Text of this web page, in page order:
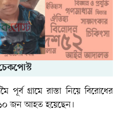
পূর্ব গ্রামে রাস্তা নিয়ে বিরোধের
১০ জন আহত হয়েছেন।